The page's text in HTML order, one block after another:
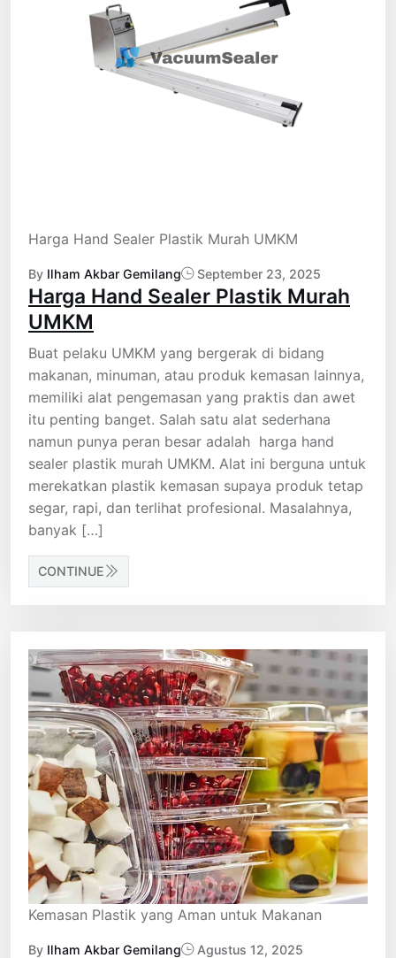
Harga Hand Sealer Plastik Murah UMKM
By Ilham Akbar Gemilang September 23, 2025
Harga Hand Sealer Plastik Murah
UMKM
Buat pelaku UMKM yang bergerak di bidang
makanan, minuman, atau produk kemasan lainnya,
memiliki alat pengemasan yang praktis dan awet
itu penting banget. Salah satu alat sederhana
namun punya peran besar adalah harga hand
sealer plastik murah UMKM. Alat ini berguna untuk
merekatkan plastik kemasan supaya produk tetap
segar, rapi, dan terlihat profesional. Masalahnya,
banyak […]
CONTINUE
Kemasan Plastik yang Aman untuk Makanan
By Ilham Akbar Gemilang Agustus 12, 2025